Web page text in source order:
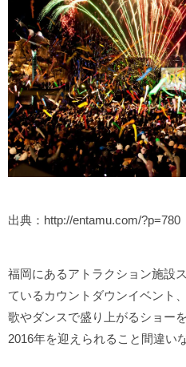
出典：http://entamu.com/?p=780
福岡にあるアトラクション施設
ているカウントダウンイベント
歌やダンスで盛り上がるショー
2016年を迎えられること間違い